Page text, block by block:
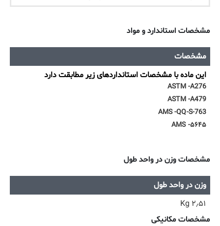
مشخصات استاندارد و مواد
مشخصات
این ماده با مشخصات استانداردهای زیر مطابقت دارد
ASTM -A276
ASTM -A479
AMS -QQ-S-763
AMS -۵۶۴۵
مشخصات وزن در واحد طول
وزن در واحد طول
۲٫۵۱ Kg
مشخصات مکانیکی